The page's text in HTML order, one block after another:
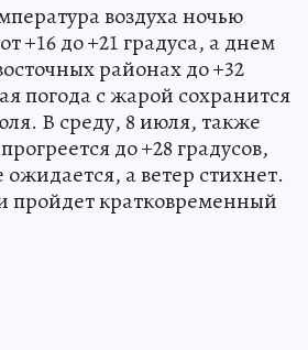
воздуха ночью
+16 до +21 градуса, а днем
районах до +32
погода с жарой сохранится
В среду, 8 июля, также
до +28 градусов,
ожидается, а ветер стихнет.
пройдет кратковременный